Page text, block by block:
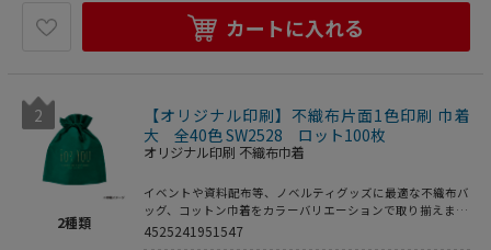
カートに入れる
2
2種類
【オリジナル印刷】不織布片面1色印刷 巾着
大 全40色 SW2528 ロット100枚
オリジナル印刷 不織布巾着
イベントや資料配布等、ノベルティグッズに最適な不織布バ
ッグ、コットン巾着をカラーバリエーションで取り揃えまし
た。片面シルク1色印刷、印刷領域は別途テンプレートでご
4525241951547